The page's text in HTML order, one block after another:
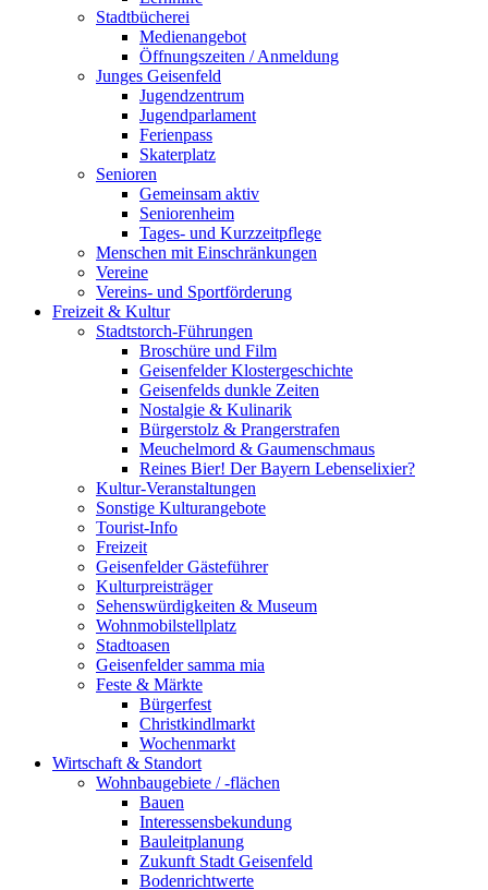
Stadtbücherei
Medienangebot
Öffnungszeiten / Anmeldung
Junges Geisenfeld
Jugendzentrum
Jugendparlament
Ferienpass
Skaterplatz
Senioren
Gemeinsam aktiv
Seniorenheim
Tages- und Kurzzeitpflege
Menschen mit Einschränkungen
Vereine
Vereins- und Sportförderung
Freizeit & Kultur
Stadtstorch-Führungen
Broschüre und Film
Geisenfelder Klostergeschichte
Geisenfelds dunkle Zeiten
Nostalgie & Kulinarik
Bürgerstolz & Prangerstrafen
Meuchelmord & Gaumenschmaus
Reines Bier! Der Bayern Lebenselixier?
Kultur-Veranstaltungen
Sonstige Kulturangebote
Tourist-Info
Freizeit
Geisenfelder Gästeführer
Kulturpreisträger
Sehenswürdigkeiten & Museum
Wohnmobilstellplatz
Stadtoasen
Geisenfelder samma mia
Feste & Märkte
Bürgerfest
Christkindlmarkt
Wochenmarkt
Wirtschaft & Standort
Wohnbaugebiete / -flächen
Bauen
Interessensbekundung
Bauleitplanung
Zukunft Stadt Geisenfeld
Bodenrichtwerte